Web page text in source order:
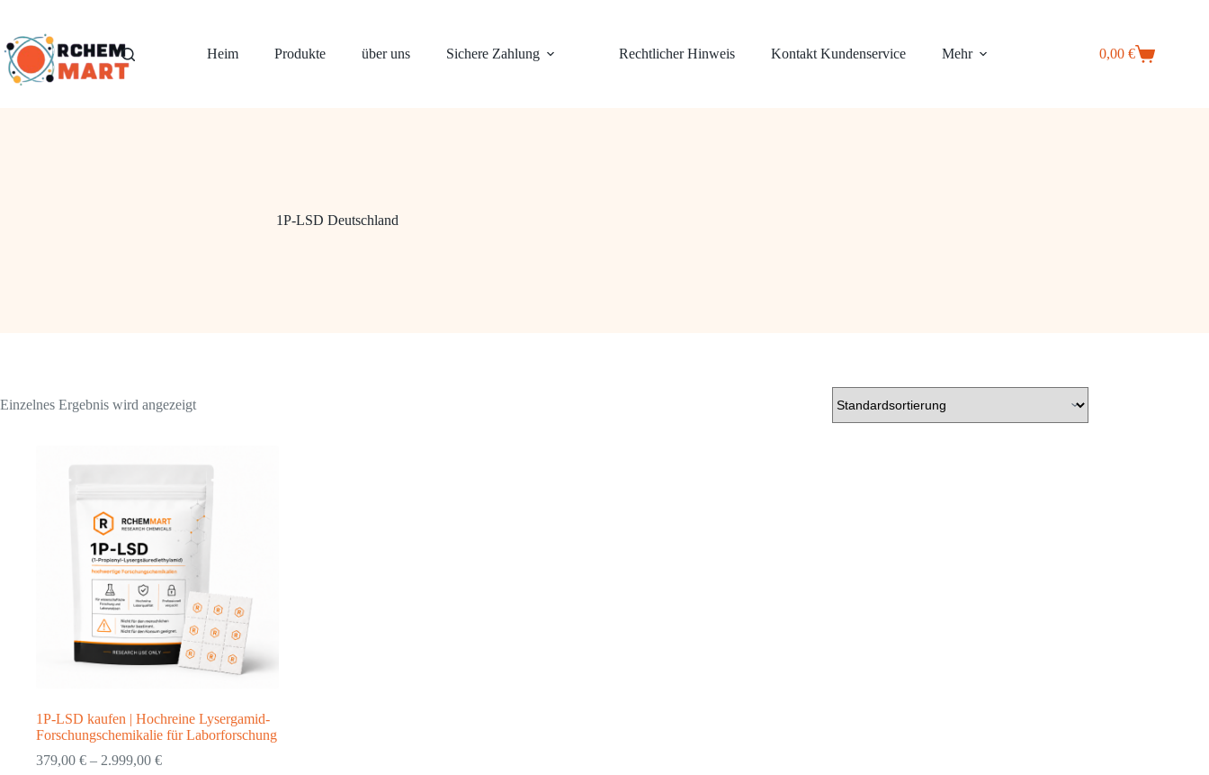
springen
Heim
Produkte über uns Sichere Zahlung Rechtlicher Hinweis Kontakt Kundenservice Mehr Warenkorb
0,00 €
1P-LSD Deutschland
Einzelnes Ergebnis wird angezeigt
1P-LSD kaufen | Hochreine Lysergamid-
Forschungschemikalie für Laborforschung
379,00 € – 2.999,00 €Preisspanne: